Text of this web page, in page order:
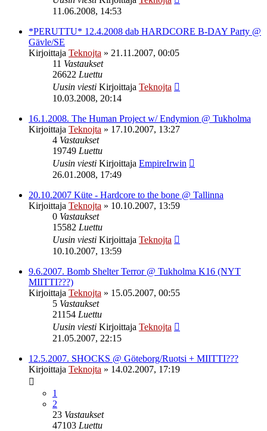
11.06.2008, 14:53
*PERUTTU* 12.4.2008 dab HARDCORE B-DAY Party @
Gävle/SE
Kirjoittaja Teknojta » 21.11.2007, 00:05
11 Vastaukset
26622 Luettu
Uusin viesti Kirjoittaja Teknojta
10.03.2008, 20:14
16.1.2008. The Human Project w/ Endymion @ Tukholma
Kirjoittaja Teknojta » 17.10.2007, 13:27
4 Vastaukset
19749 Luettu
Uusin viesti Kirjoittaja EmpireIrwin
26.01.2008, 17:49
20.10.2007 Küte - Hardcore to the bone @ Tallinna
Kirjoittaja Teknojta » 10.10.2007, 13:59
0 Vastaukset
15582 Luettu
Uusin viesti Kirjoittaja Teknojta
10.10.2007, 13:59
9.6.2007. Bomb Shelter Terror @ Tukholma K16 (NYT
MIITTI???)
Kirjoittaja Teknojta » 15.05.2007, 00:55
5 Vastaukset
21154 Luettu
Uusin viesti Kirjoittaja Teknojta
21.05.2007, 22:15
12.5.2007. SHOCKS @ Göteborg/Ruotsi + MIITTI???
Kirjoittaja Teknojta » 14.02.2007, 17:19
1
2
23 Vastaukset
47103 Luettu